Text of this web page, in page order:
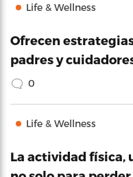
Life & Wellness
Ofrecen
padres y
0
Life & Wellness
La actividad física,